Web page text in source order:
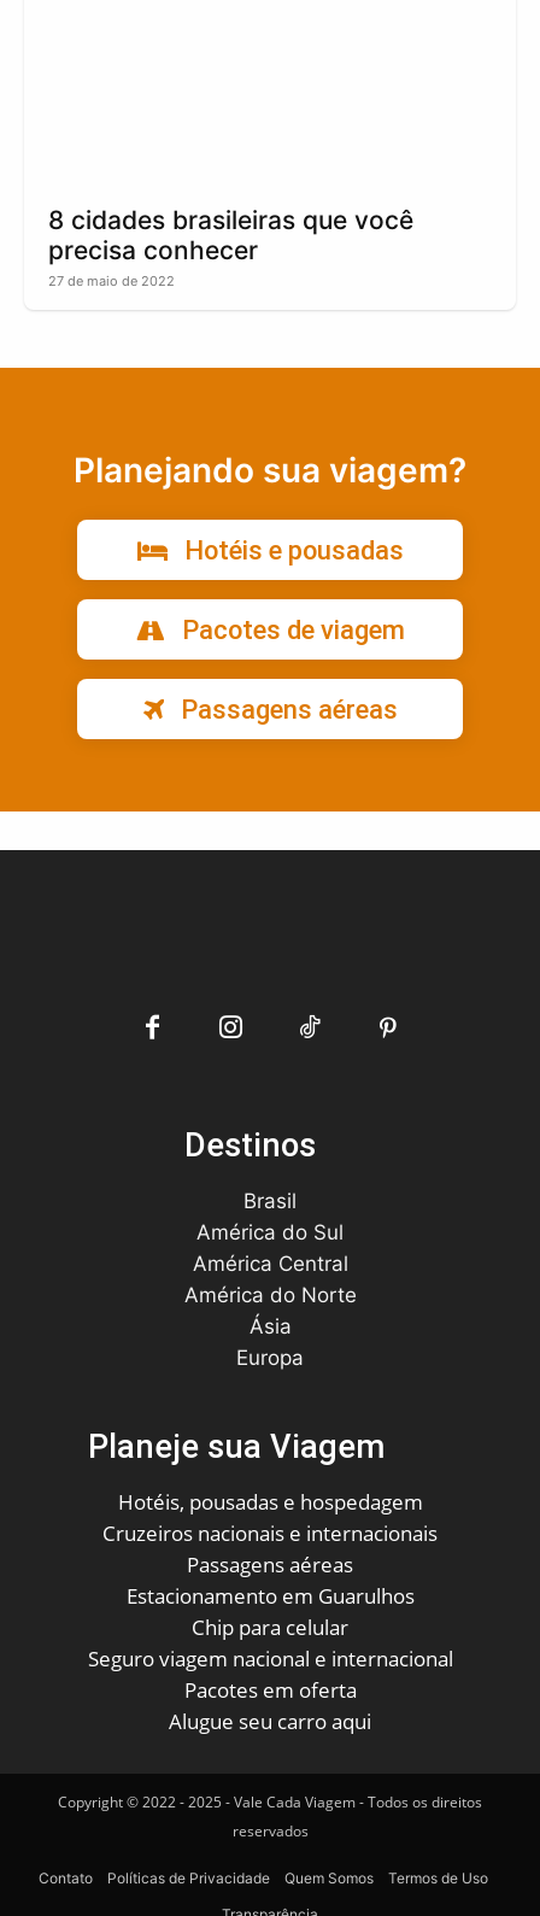
8 cidades brasileiras que você
precisa conhecer
27 de maio de 2022
Planejando sua viagem?
Hotéis e pousadas
Pacotes de viagem
Passagens aéreas
Destinos
Brasil
América do Sul
América Central
América do Norte
Ásia
Europa
Planeje sua Viagem
Hotéis, pousadas e hospedagem
Cruzeiros nacionais e internacionais
Passagens aéreas
Estacionamento em Guarulhos
Chip para celular
Seguro viagem nacional e internacional
Pacotes em oferta
Alugue seu carro aqui
Copyright © 2022 - 2025 - Vale Cada Viagem - Todos os direitos
reservados
Contato Políticas de Privacidade Quem Somos
Termos de Uso